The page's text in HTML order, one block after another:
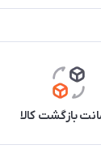
بازگشت کالا